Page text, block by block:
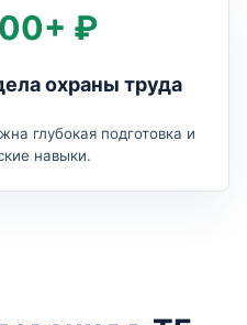
₽
охраны труда
глубокая подготовка и
навыки.